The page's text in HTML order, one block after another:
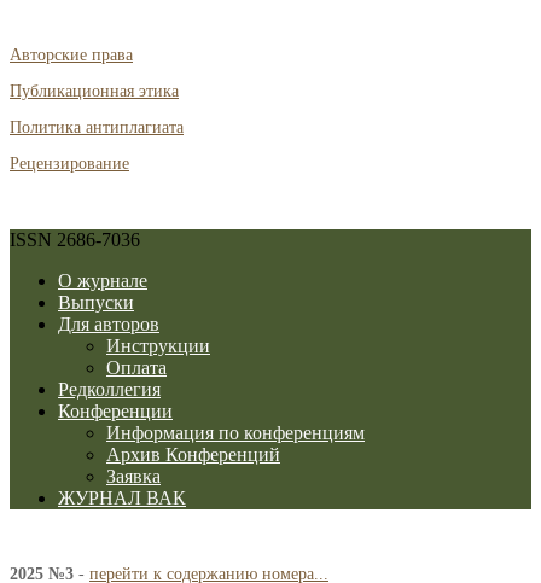
Авторские права
Публикационная этика
Политика антиплагиата
Рецензирование
ISSN 2686-7036
О журнале
Выпуски
Для авторов
Инструкции
Оплата
Редколлегия
Конференции
Информация по конференциям
Архив Конференций
Заявка
ЖУРНАЛ ВАК
2025 №3 - перейти к содержанию номера...